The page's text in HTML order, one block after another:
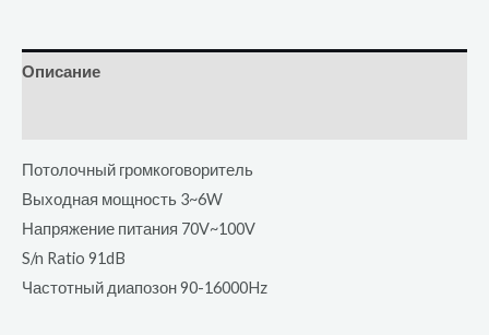
Описание
Потолочный громкоговоритель
Выходная мощность 3~6W
Напряжение питания 70V~100V
S/n Ratio 91dB
Частотный диапозон 90-16000Hz